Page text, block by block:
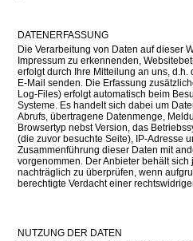
DATENERFASSUNG
Die Verarbeitung von Daten auf dieser
Impressum zu erkennenden,
erfolgt durch Ihre Mitteilung an uns,
E-Mail senden. Die Erfassung
Log-Files) erfolgt automatisch beim
Systeme. Es handelt sich dabei um
Abrufs, übertragene Datenmenge,
Browsertyp nebst Version, das
(die zuvor besuchte Seite), IP-Adresse
Zusammenführung dieser Daten mit
vorgenommen. Der Anbieter behält
nachträglich zu überprüfen, wenn
berechtigte Verdacht einer
NUTZUNG DER DATEN